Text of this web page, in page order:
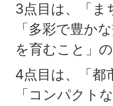
3点目は、「ま
「多彩で豊か
を育むこと」
4点目は、「都
「コンパクト